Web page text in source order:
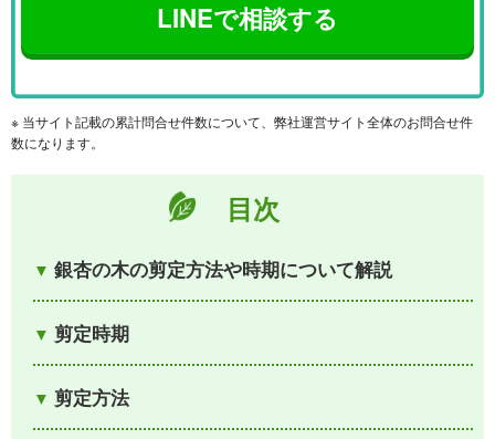
LINEで相談する
※ 当サイト記載の累計問合せ件数について、弊社運営サイト全体のお問合せ件
数になります。
目次
銀杏の木の剪定方法や時期について解説
剪定時期
剪定方法